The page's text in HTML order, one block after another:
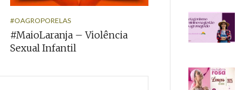
#OAGROPORELAS
#MaioLaranja – Violência
Sexual Infantil